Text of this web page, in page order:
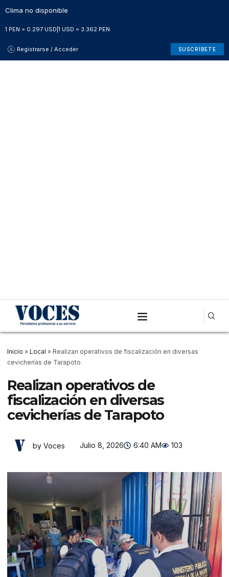
Clima no disponible
1 PEN = 0.297 USD 1 USD = 3.362 PEN
Registrarse / Acceder SUSCRÍBETE
Inicio » Local » Realizan operativos de fiscalización en diversas
cevicherías de Tarapoto
Realizan operativos de
fiscalización en diversas
cevicherías de Tarapoto
by Voces Julio 8, 2026 6:40 AM 103